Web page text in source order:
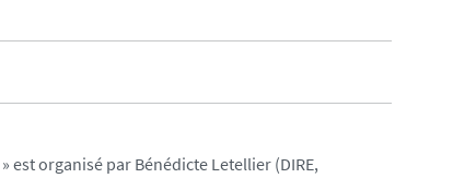
» est organisé par Bénédicte Letellier (DIRE,